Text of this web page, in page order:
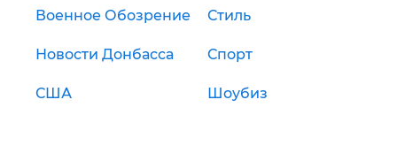
Военное Обозрение Стиль
Новости Донбасса Спорт
США Шоубиз